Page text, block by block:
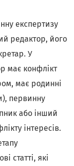
експертизу
редактор, його
У
має конфлікт
має родинні
первинну
або інший
інтересів.
статті, які